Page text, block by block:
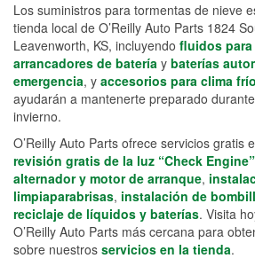
Los suministros para tormentas de nieve
tienda local de O’Reilly Auto Parts 1824
Leavenworth, KS, incluyendo fluidos
arrancadores de batería y baterías
emergencia, y accesorios para clima frío
ayudarán a mantenerte preparado
invierno.
O’Reilly Auto Parts ofrece servicios gratis
revisión gratis de la luz “Check Engine”
alternador y motor de arranque,
limpiaparabrisas, instalación de
reciclaje de líquidos y baterías. Visita
O’Reilly Auto Parts más cercana para
sobre nuestros servicios en la tienda.